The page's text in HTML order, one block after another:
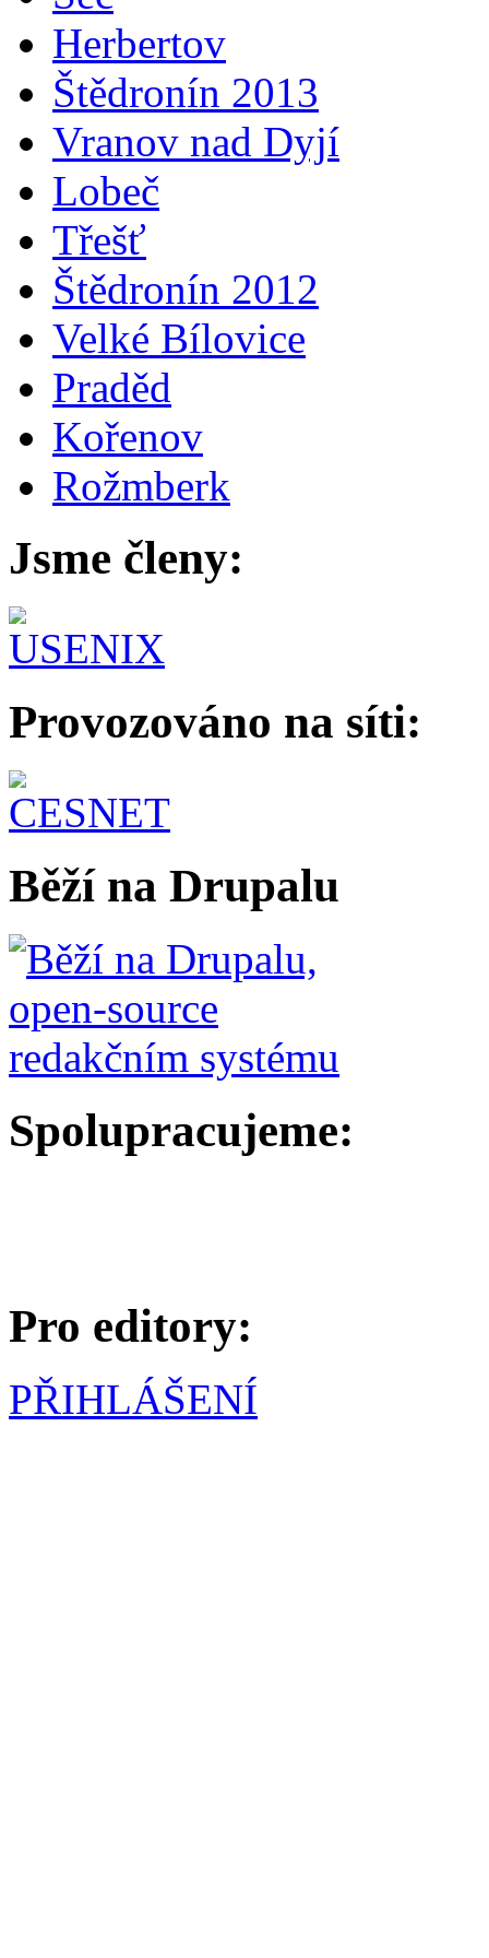
Herbertov
Štědronín 2013
Vranov nad Dyjí
Lobeč
Třešť
Štědronín 2012
Velké Bílovice
Praděd
Kořenov
Rožmberk
Jsme členy:
Provozováno na síti:
Běží na Drupalu
Spolupracujeme:
Pro editory:
PŘIHLÁŠENÍ